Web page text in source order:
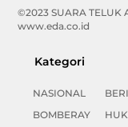
©2023 SUARA
www.eda.co.id
Kategori
NASIONAL
BOMBERAY